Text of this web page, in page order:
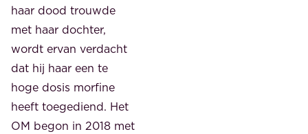
haar dood trouwde
met haar dochter,
wordt ervan verdacht
dat hij haar een te
hoge dosis morfine
heeft toegediend. Het
OM begon in 2018 met